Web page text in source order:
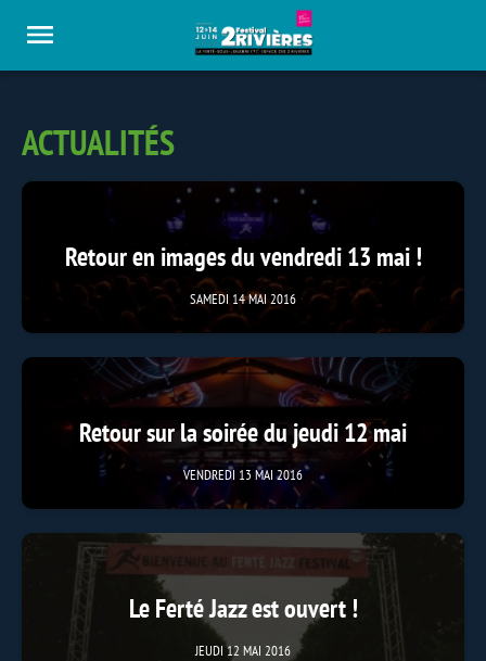
ACTUALITÉS
Retour en images du vendredi 13 mai !
SAMEDI 14 MAI 2016
Retour sur la soirée du jeudi 12 mai
VENDREDI 13 MAI 2016
Le Ferté Jazz est ouvert !
JEUDI 12 MAI 2016